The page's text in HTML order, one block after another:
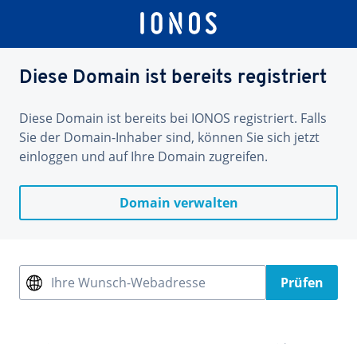
Diese Domain ist bereits registriert
Diese Domain ist bereits bei IONOS registriert. Falls
Sie der Domain-Inhaber sind, können Sie sich jetzt
einloggen und auf Ihre Domain zugreifen.
Domain verwalten
Ihre Wunsch-Webadresse Prüfen